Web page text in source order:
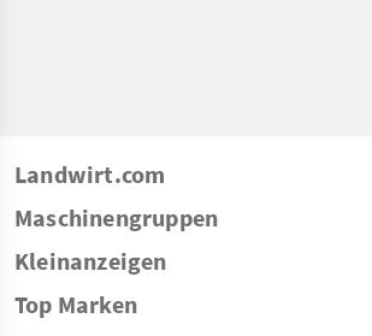
Landwirt.com
Maschinengruppen
Kleinanzeigen
Top Marken